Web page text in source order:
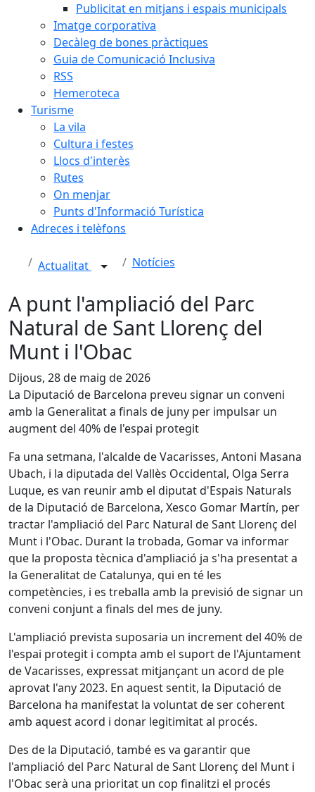
Publicitat en mitjans i espais municipals
Imatge corporativa
Decàleg de bones pràctiques
Guia de Comunicació Inclusiva
RSS
Hemeroteca
Turisme
La vila
Cultura i festes
Llocs d'interès
Rutes
On menjar
Punts d'Informació Turística
Adreces i telèfons
Actualitat Notícies
A punt l'ampliació del Parc
Natural de Sant Llorenç del
Munt i l'Obac
Dijous, 28 de maig de 2026
La Diputació de Barcelona preveu signar un conveni
amb la Generalitat a finals de juny per impulsar un
augment del 40% de l'espai protegit
Fa una setmana, l'alcalde de Vacarisses, Antoni Masana
Ubach, i la diputada del Vallès Occidental, Olga Serra
Luque, es van reunir amb el diputat d'Espais Naturals
de la Diputació de Barcelona, Xesco Gomar Martín, per
tractar l'ampliació del Parc Natural de Sant Llorenç del
Munt i l'Obac. Durant la trobada, Gomar va informar
que la proposta tècnica d'ampliació ja s'ha presentat a
la Generalitat de Catalunya, qui en té les
competències, i es treballa amb la previsió de signar un
conveni conjunt a finals del mes de juny.
L'ampliació prevista suposaria un increment del 40% de
l'espai protegit i compta amb el suport de l'Ajuntament
de Vacarisses, expressat mitjançant un acord de ple
aprovat l'any 2023. En aquest sentit, la Diputació de
Barcelona ha manifestat la voluntat de ser coherent
amb aquest acord i donar legitimitat al procés.
Des de la Diputació, també es va garantir que
l'ampliació del Parc Natural de Sant Llorenç del Munt i
l'Obac serà una prioritat un cop finalitzi el procés